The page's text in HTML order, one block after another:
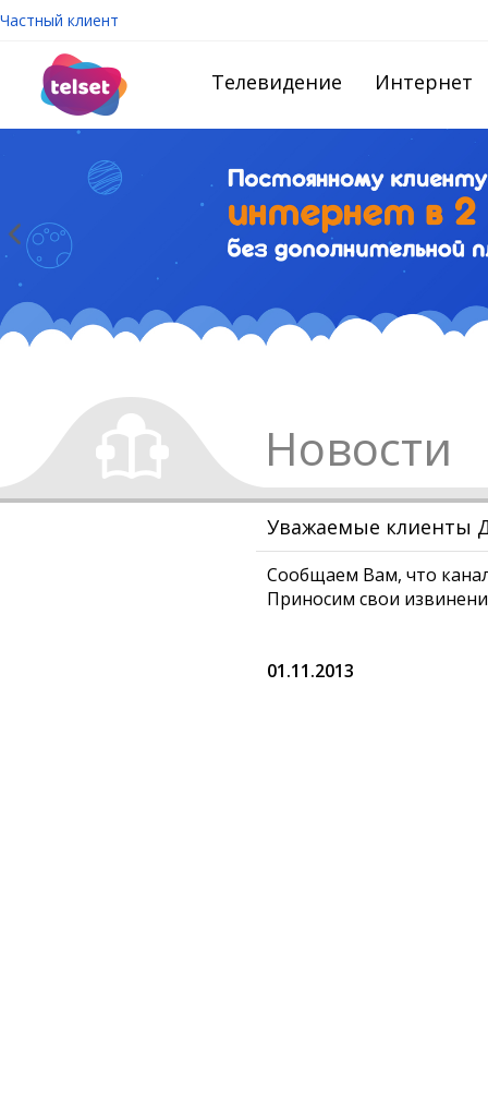
Частный клиент
Телевидение Интернет
Новости
Уважаемые клиенты
Сообщаем Вам, что
Приносим свои
01.11.2013